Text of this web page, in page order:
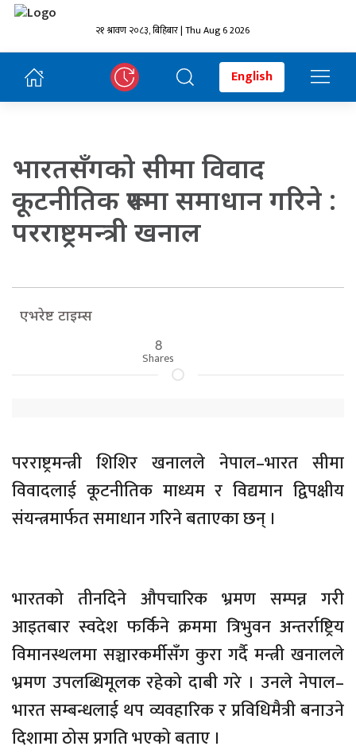
२१ श्रावण २०८३, बिहिबार | Thu Aug 6 2026
English
भारतसँगको सीमा विवाद
कूटनीतिक रूपमा समाधान गरिने :
परराष्ट्रमन्त्री खनाल
एभरेष्ट टाइम्स
8
Shares
परराष्ट्रमन्त्री शिशिर खनालले नेपाल–भारत सीमा
विवादलाई कूटनीतिक माध्यम र विद्यमान द्विपक्षीय
संयन्त्रमार्फत समाधान गरिने बताएका छन् ।
भारतको तीनदिने औपचारिक भ्रमण सम्पन्न गरी
आइतबार स्वदेश फर्किने क्रममा त्रिभुवन अन्तर्राष्ट्रिय
विमानस्थलमा सञ्चारकर्मीसँग कुरा गर्दै मन्त्री खनालले
भ्रमण उपलब्धिमूलक रहेको दाबी गरे । उनले नेपाल–
भारत सम्बन्धलाई थप व्यवहारिक र प्रविधिमैत्री बनाउने
दिशामा ठोस प्रगति भएको बताए ।